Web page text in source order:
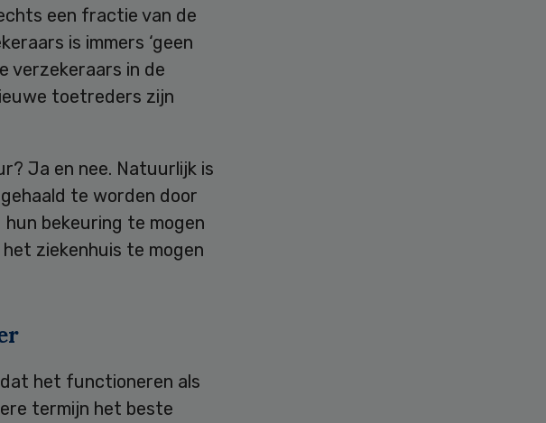
een fractie van de
is immers ‘geen
verzekeraars in de
toetreders zijn
Ja en nee. Natuurlijk is
te worden door
bekeuring te mogen
ziekenhuis te mogen
het functioneren als
termijn het beste